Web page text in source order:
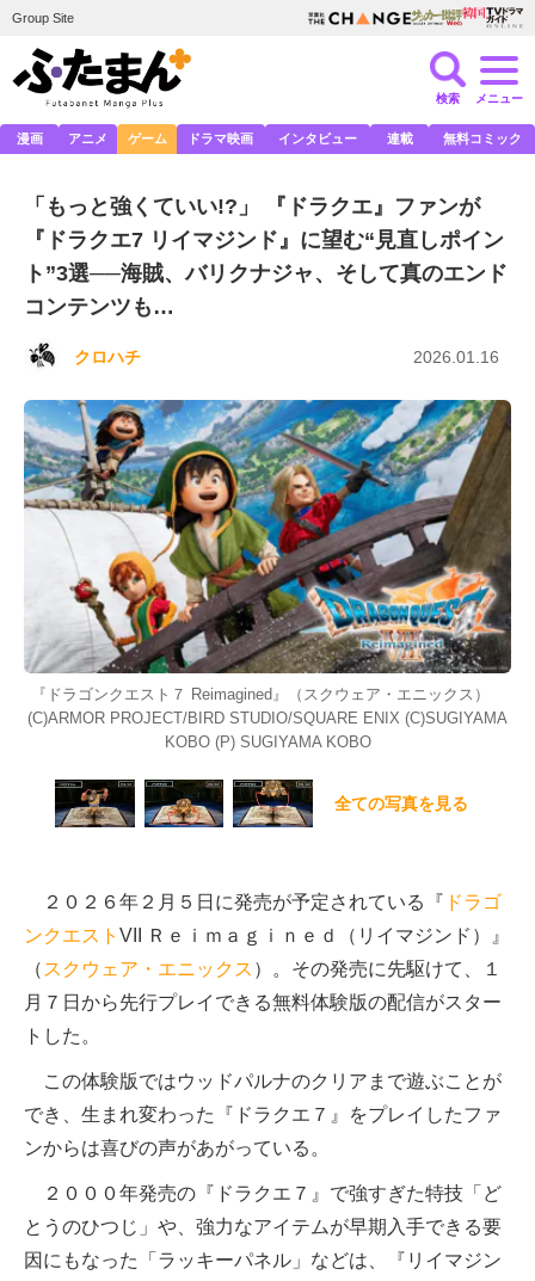
Group Site
検索 メニュー
漫画 アニメ ゲーム ドラマ映画 インタビュー 連載 無料コミック
「もっと強くていい!?」 『ドラクエ』ファンが
『ドラクエ7 リイマジンド』に望む“見直しポイン
ト”3選──海賊、バリクナジャ、そして真のエンド
コンテンツも…
クロハチ 2026.01.16
『ドラゴンクエスト７ Reimagined』（スクウェア・エニックス）
(C)ARMOR PROJECT/BIRD STUDIO/SQUARE ENIX (C)SUGIYAMA
KOBO (P) SUGIYAMA KOBO
全ての写真を見る
２０２６年２月５日に発売が予定されている『 ドラゴ
ンクエスト VII Ｒｅｉｍａｇｉｎｅｄ（リイマジンド）』
（ スクウェア・エニックス ）。その発売に先駆けて、１
月７日から先行プレイできる無料体験版の配信がスター
トした。
この体験版ではウッドパルナのクリアまで遊ぶことが
でき、生まれ変わった『ドラクエ７』をプレイしたファ
ンからは喜びの声があがっている。
２０００年発売の『ドラクエ７』で強すぎた特技「ど
とうのひつじ」や、強力なアイテムが早期入手できる要
因にもなった「ラッキーパネル」などは、『リイマジン